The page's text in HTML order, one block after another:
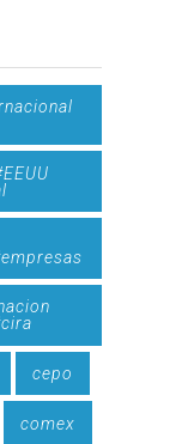
cepo
comex